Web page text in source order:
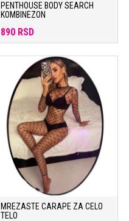
PENTHOUSE BODY SEARCH
KOMBINEZON
890 RSD
MREZASTE CARAPE ZA CELO
TELO